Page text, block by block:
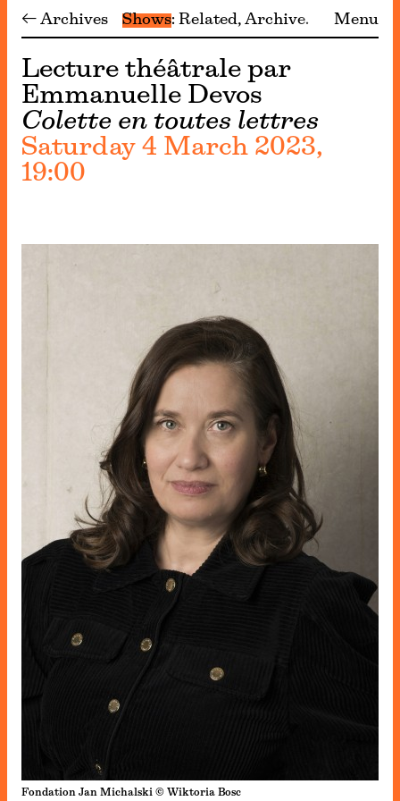
← Archives Shows Related Archive Menu
Lecture théâtrale par
Emmanuelle Devos
Colette en toutes lettres
Saturday 4 March 2023,
19:00
Fondation Jan Michalski © Wiktoria Bosc